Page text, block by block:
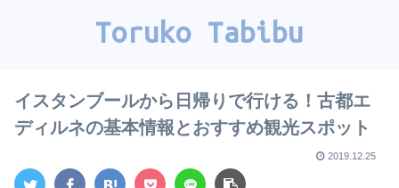
Toruko Tabibu
イスタンブールから日帰りで行ける！古都エ
ディルネの基本情報とおすすめ観光スポット
2019.12.25